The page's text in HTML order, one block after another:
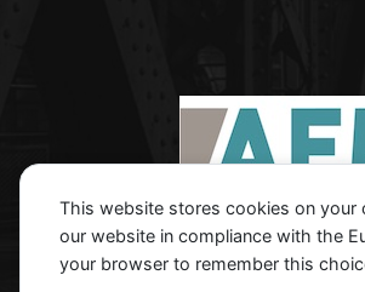
This website stores cookies on your
our website in compliance with the
your browser to remember this